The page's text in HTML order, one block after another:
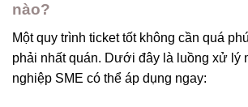
nào?
Một quy trình ticket tốt không cần quá
phải nhất quán. Dưới đây là luồng xử lý
nghiệp SME có thể áp dụng ngay: